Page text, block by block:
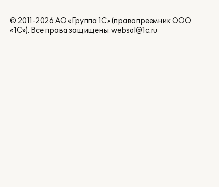
© 2011-2026 АО «Группа 1С» (правопреемник ООО
«1С»). Все права защищены. websol@1c.ru